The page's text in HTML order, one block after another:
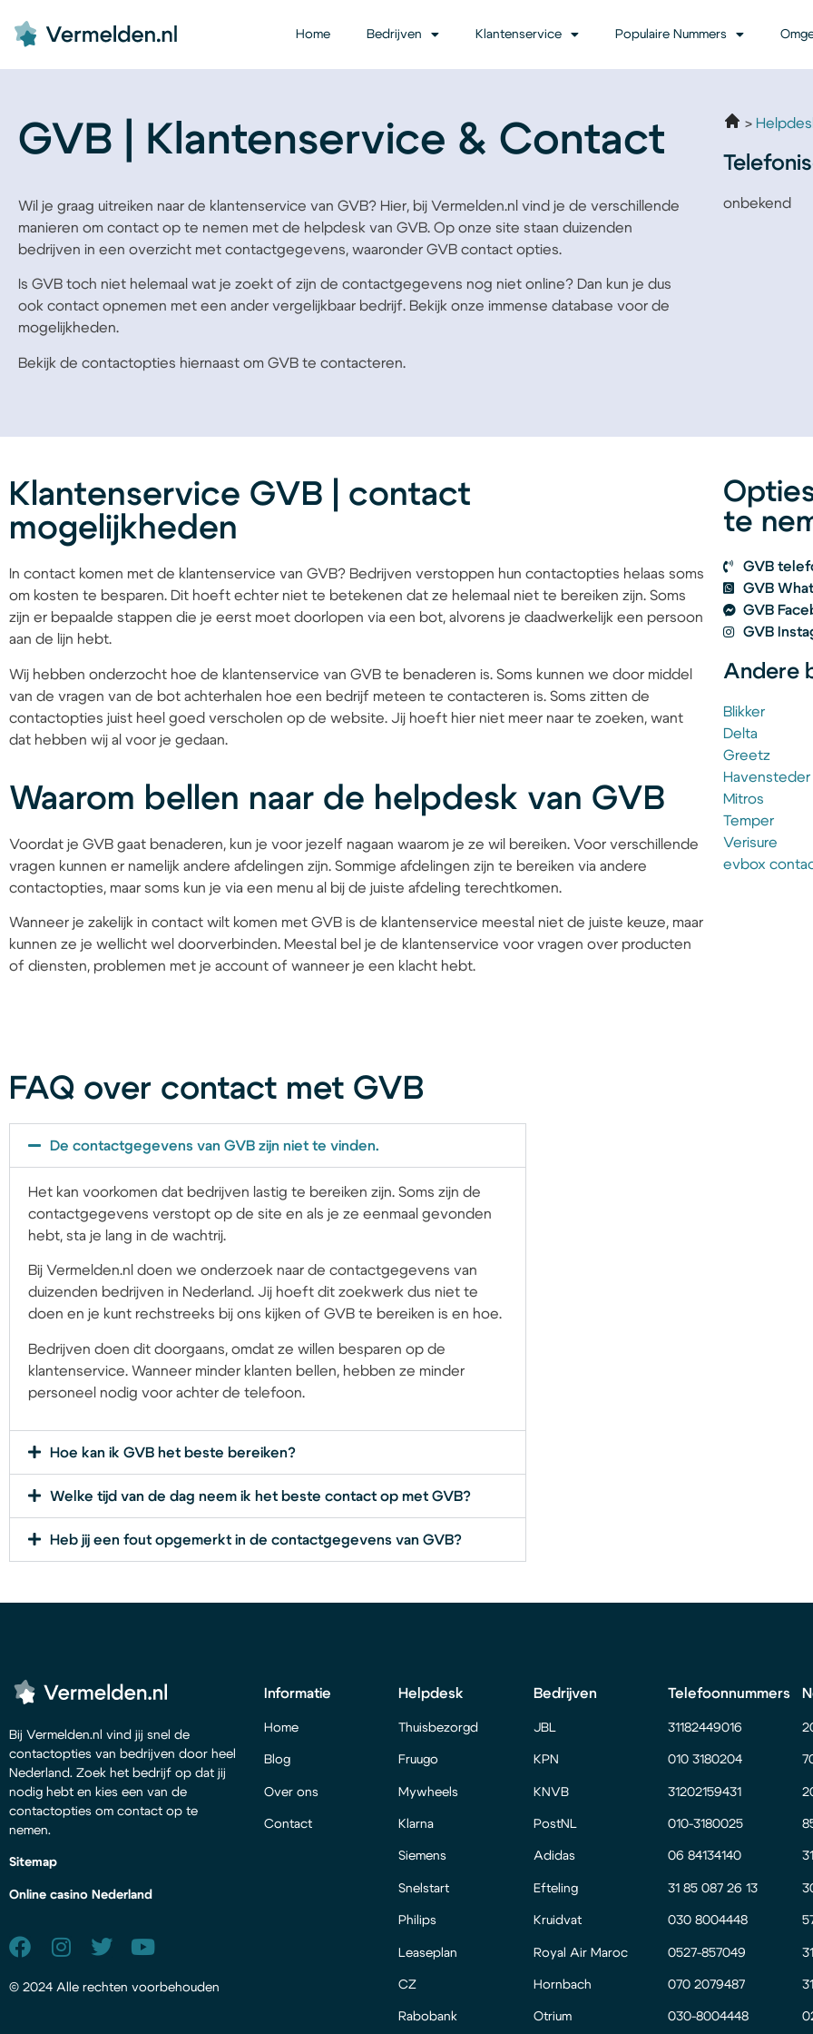
Home Bedrijven Klantenservice Populaire Nummers
GVB | Klantenservice & Contact
Wil je graag uitreiken naar de klantenservice van GVB? Hier, bij Vermelden.nl vind je de verschillende
manieren om contact op te nemen met de helpdesk van GVB. Op onze site staan duizenden
bedrijven in een overzicht met contactgegevens, waaronder GVB contact opties.
Is GVB toch niet helemaal wat je zoekt of zijn de contactgegevens nog niet online? Dan kun je dus
ook contact opnemen met een ander vergelijkbaar bedrijf. Bekijk onze immense database voor de
mogelijkheden.
Bekijk de contactopties hiernaast om GVB te contacteren.
onbekend
Klantenservice GVB | contact
mogelijkheden
In contact komen met de klantenservice van GVB? Bedrijven verstoppen hun contactopties helaas soms
om kosten te besparen. Dit hoeft echter niet te betekenen dat ze helemaal niet te bereiken zijn. Soms
zijn er bepaalde stappen die je eerst moet doorlopen via een bot, alvorens je daadwerkelijk een persoon
aan de lijn hebt.
Wij hebben onderzocht hoe de klantenservice van GVB te benaderen is. Soms kunnen we door middel
van de vragen van de bot achterhalen hoe een bedrijf meteen te contacteren is. Soms zitten de
contactopties juist heel goed verscholen op de website. Jij hoeft hier niet meer naar te zoeken, want
dat hebben wij al voor je gedaan.
Waarom bellen naar de helpdesk van GVB
Voordat je GVB gaat benaderen, kun je voor jezelf nagaan waarom je ze wil bereiken. Voor verschillende
vragen kunnen er namelijk andere afdelingen zijn. Sommige afdelingen zijn te bereiken via andere
contactopties, maar soms kun je via een menu al bij de juiste afdeling terechtkomen.
Wanneer je zakelijk in contact wilt komen met GVB is de klantenservice meestal niet de juiste keuze, maar
kunnen ze je wellicht wel doorverbinden. Meestal bel je de klantenservice voor vragen over producten
of diensten, problemen met je account of wanneer je een klacht hebt.
te
GVB
GVB
GVB
GVB
Andere
Blikker
Delta
Greetz
Havensteder
Mitros
Temper
Verisure
evbox
FAQ over contact met GVB
De contactgegevens van GVB zijn niet te vinden.
Het kan voorkomen dat bedrijven lastig te bereiken zijn. Soms zijn de
contactgegevens verstopt op de site en als je ze eenmaal gevonden
hebt, sta je lang in de wachtrij.
Bij Vermelden.nl doen we onderzoek naar de contactgegevens van
duizenden bedrijven in Nederland. Jij hoeft dit zoekwerk dus niet te
doen en je kunt rechstreeks bij ons kijken of GVB te bereiken is en hoe.
Bedrijven doen dit doorgaans, omdat ze willen besparen op de
klantenservice. Wanneer minder klanten bellen, hebben ze minder
personeel nodig voor achter de telefoon.
Hoe kan ik GVB het beste bereiken?
Welke tijd van de dag neem ik het beste contact op met GVB?
Heb jij een fout opgemerkt in de contactgegevens van GVB?
Bij Vermelden.nl vind jij snel de
contactopties van bedrijven door heel
Nederland. Zoek het bedrijf op dat jij
nodig hebt en kies een van de
contactopties om contact op te
nemen.
Sitemap
Online casino Nederland
© 2024 Alle rechten voorbehouden
Informatie
Home
Blog
Over ons
Contact
Helpdesk
Thuisbezorgd
Fruugo
Mywheels
Klarna
Siemens
Snelstart
Philips
Leaseplan
CZ
Rabobank
Bedrijven
JBL
KPN
KNVB
PostNL
Adidas
Efteling
Kruidvat
Royal Air Maroc
Hornbach
Otrium
Telefoonnummers
31182449016
010 3180204
31202159431
010-3180025
06 84134140
31 85 087 26 13
030 8004448
0527-857049
070 2079487
030-8004448